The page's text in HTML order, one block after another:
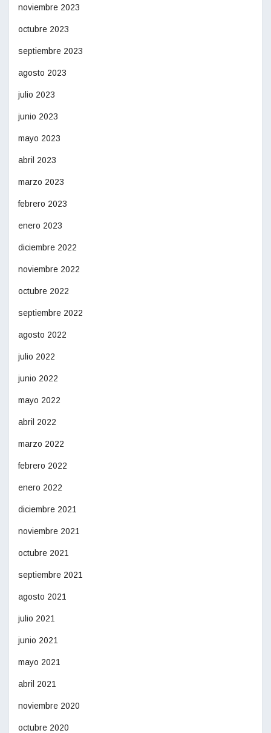
noviembre 2023
octubre 2023
septiembre 2023
agosto 2023
julio 2023
junio 2023
mayo 2023
abril 2023
marzo 2023
febrero 2023
enero 2023
diciembre 2022
noviembre 2022
octubre 2022
septiembre 2022
agosto 2022
julio 2022
junio 2022
mayo 2022
abril 2022
marzo 2022
febrero 2022
enero 2022
diciembre 2021
noviembre 2021
octubre 2021
septiembre 2021
agosto 2021
julio 2021
junio 2021
mayo 2021
abril 2021
noviembre 2020
octubre 2020